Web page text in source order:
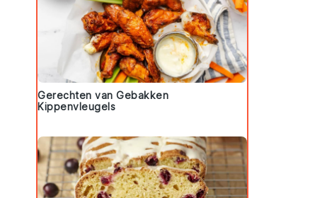
Gerechten van Gebakken
Kippenvleugels